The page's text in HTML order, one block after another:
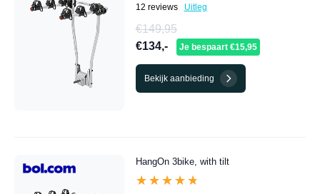
12 reviews Uitleg
€149,95
€134,-
Je bespaart €15,95
Bekijk aanbieding
HangOn 3bike, with tilt
★★★★★
★★★★★